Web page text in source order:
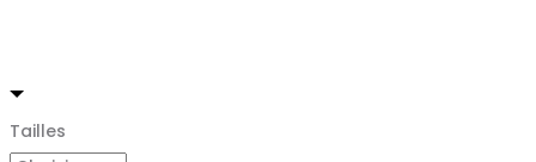
Tailles